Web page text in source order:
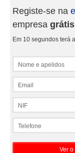
Registe-se na
empresa grátis
Em 10 segundos terá